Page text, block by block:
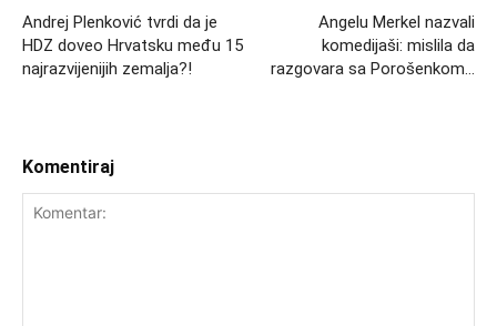
Andrej Plenković tvrdi da je
HDZ doveo Hrvatsku među 15
najrazvijenijih zemalja?!
Angelu Merkel nazvali
komedijaši: mislila da
razgovara sa Porošenkom…
Komentiraj